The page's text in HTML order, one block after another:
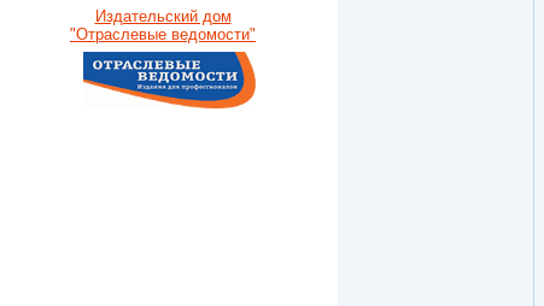
Издательский дом
"Отраслевые ведомости"